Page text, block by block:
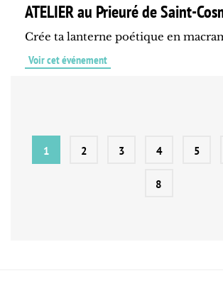
ATELIER au Prieuré de Saint-
Crée ta lanterne poétique en
Voir cet événement
1 2 3 4 5
8